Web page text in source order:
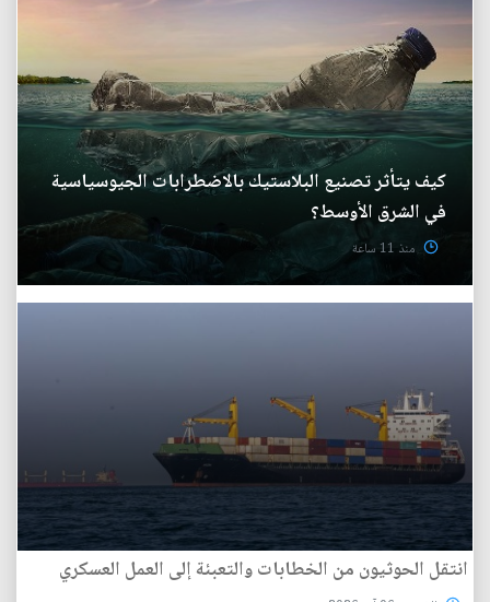
كيف يتأثر تصنيع البلاستيك بالاضطرابات الجيوسياسية
في الشرق الأوسط؟
منذ 11 ساعة
انتقل الحوثيون من الخطابات والتعبئة إلى العمل العسكري